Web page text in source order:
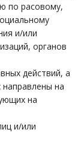
по расовому,
и/или
органов
действий, а
на
на
и/или